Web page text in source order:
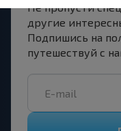
Не пропусти
другие
Подпишись на
путешествуй с